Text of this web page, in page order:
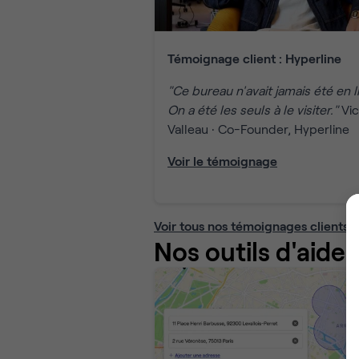
Témoignage client : Hyperline
"Ce bureau n'avait jamais été en
On a été les seuls à le visiter."
Valleau · Co-Founder, Hyperline
Voir le témoignage
Voir tous nos témoignages clients
Nos outils d'aide